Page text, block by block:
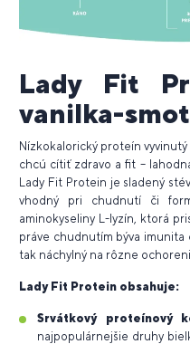
Lady Fit
vanilka-
Nízkokalorický proteín
chcú cítiť zdravo a fit –
Lady Fit Protein je sladený
vhodný pri chudnutí či
aminokyseliny L-lyzín, ktorá
práve chudnutím býva
tak náchylný na rôzne
Lady Fit Protein obsahuje:
Srvátkový proteínový
najpopulárnejšie druhy